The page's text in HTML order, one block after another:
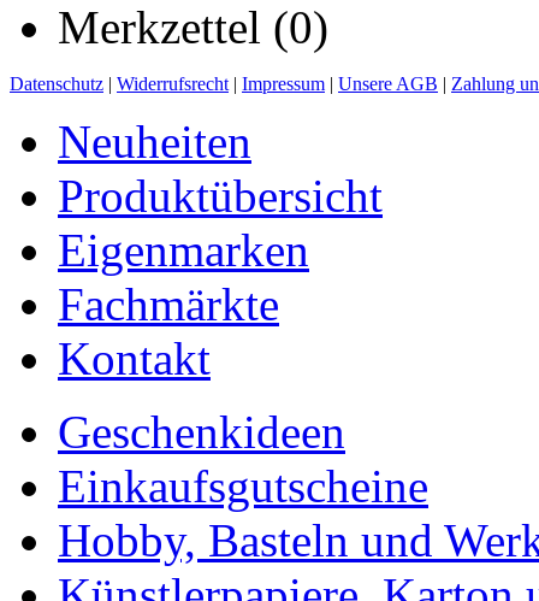
Merkzettel (0)
Datenschutz | Widerrufsrecht | Impressum | Unsere AGB | Zahlung
Neuheiten
Produktübersicht
Eigenmarken
Fachmärkte
Kontakt
Geschenkideen
Einkaufsgutscheine
Hobby, Basteln und